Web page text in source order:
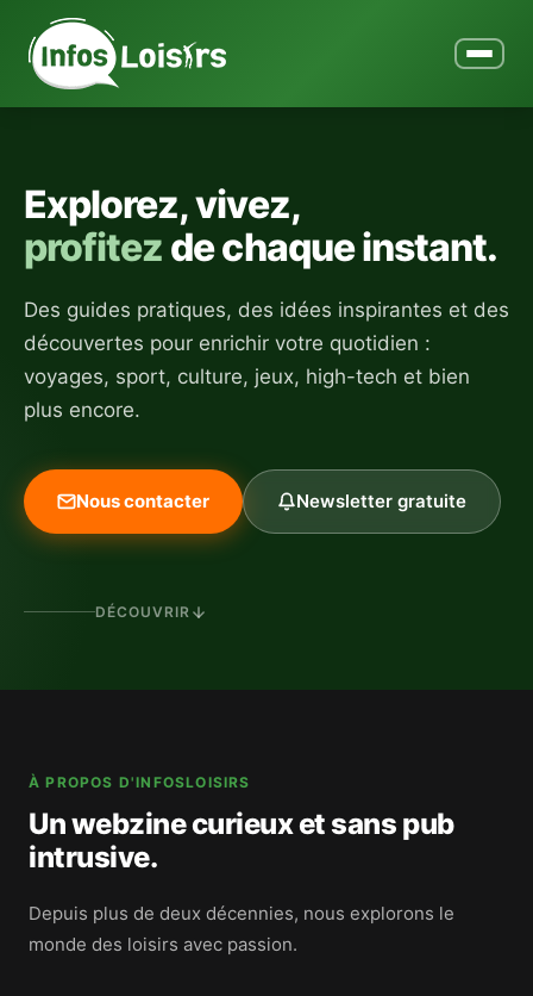
Ouvrir le
Explorez, vivez,
profitez de chaque instant.
Des guides pratiques, des idées inspirantes et des
découvertes pour enrichir votre quotidien :
voyages, sport, culture, jeux, high-tech et bien
plus encore.
Nous contacter Newsletter gratuite
DÉCOUVRIR
À PROPOS D'INFOSLOISIRS
Un webzine curieux et sans pub
intrusive.
Depuis plus de deux décennies, nous explorons le
monde des loisirs avec passion.